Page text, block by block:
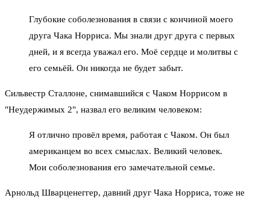
Глубокие соболезнования в связи с кончиной моего
друга Чака Норриса. Мы знали друг друга с первых
дней, и я всегда уважал его. Моё сердце и молитвы с
его семьёй. Он никогда не будет забыт.
Сильвестр Сталлоне, снимавшийся с Чаком Норрисом в
"Неудержимых 2", назвал его великим человеком:
Я отлично провёл время, работая с Чаком. Он был
американцем во всех смыслах. Великий человек.
Мои соболезнования его замечательной семье.
Арнольд Шварценеггер, давний друг Чака Норриса, тоже не